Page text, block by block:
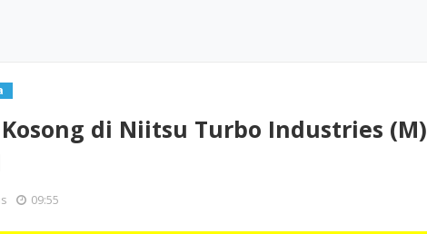
di Niitsu Turbo Industries (M)
09:55